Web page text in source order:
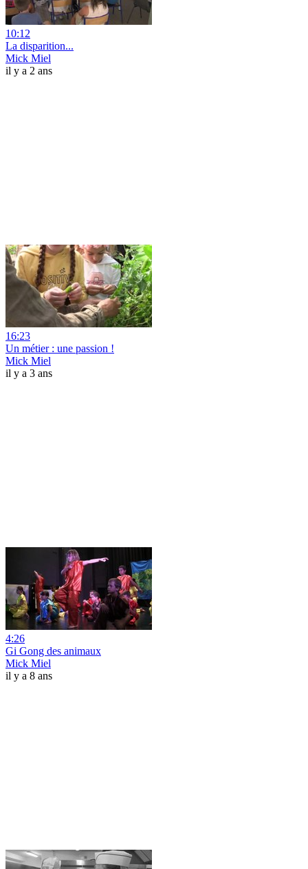
10:12
La disparition...
Mick Miel
il y a 2 ans
16:23
Un métier : une passion !
Mick Miel
il y a 3 ans
4:26
Gi Gong des animaux
Mick Miel
il y a 8 ans